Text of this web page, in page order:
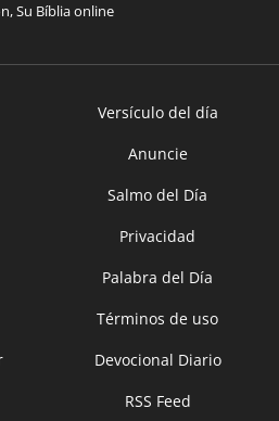
Su Bíblia online
Versículo del día
Anuncie
Salmo del Día
Privacidad
Palabra del Día
Términos de uso
Devocional Diario
RSS Feed